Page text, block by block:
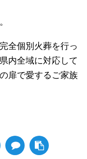
全個別火葬を行っ
内全域に対応して
扉で愛するご家族